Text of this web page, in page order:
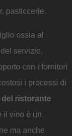
pasticcerie.
ossia al
servizio,
con i fornitori
i processi di
ristorante
il vino è un
ma anche